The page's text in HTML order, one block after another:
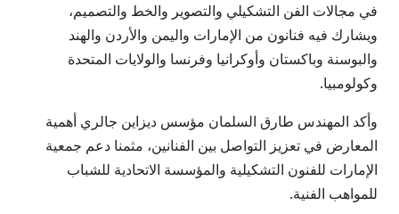
في مجالات الفن التشكيلي والتصوير والخط والتصميم،
ويشارك فيه فنانون من الإمارات واليمن والأردن والهند
والبوسنة وباكستان وأوكرانيا وفرنسا والولايات المتحدة
وكولومبيا.
وأكد المهندس طارق السلمان مؤسس ديزاين جالري أهمية
المعارض في تعزيز التواصل بين الفنانين، مثمنا دعم جمعية
الإمارات للفنون التشكيلية والمؤسسة الاتحادية للشباب
للمواهب الفنية.